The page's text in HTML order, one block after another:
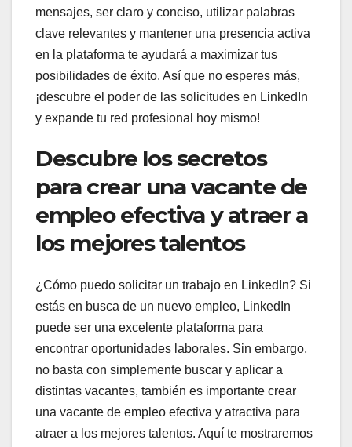
mensajes, ser claro y conciso, utilizar palabras
clave relevantes y mantener una presencia activa
en la plataforma te ayudará a maximizar tus
posibilidades de éxito. Así que no esperes más,
¡descubre el poder de las solicitudes en LinkedIn
y expande tu red profesional hoy mismo!
Descubre los secretos
para crear una vacante de
empleo efectiva y atraer a
los mejores talentos
¿Cómo puedo solicitar un trabajo en LinkedIn? Si
estás en busca de un nuevo empleo, LinkedIn
puede ser una excelente plataforma para
encontrar oportunidades laborales. Sin embargo,
no basta con simplemente buscar y aplicar a
distintas vacantes, también es importante crear
una vacante de empleo efectiva y atractiva para
atraer a los mejores talentos. Aquí te mostraremos